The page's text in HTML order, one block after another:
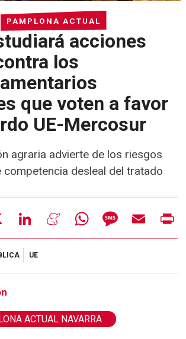
PAMPLONA ACTUAL
acciones
los
que voten a favor
UE-Mercosur
agraria advierte de los riesgos
competencia desleal del tratado
LinkedIn MeneameWhatsAppMessageEmail
UE
ACTUAL NAVARRA